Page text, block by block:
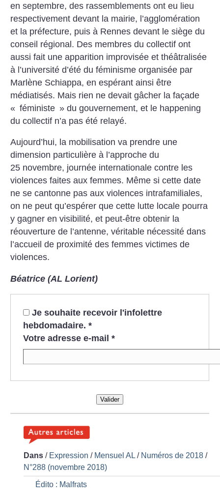
en septembre, des rassemblements ont eu lieu
respectivement devant la mairie, l’agglomération
et la préfecture, puis à Rennes devant le siège du
conseil régional. Des membres du collectif ont
aussi fait une apparition improvisée et théâtralisée
à l’université d’été du féminisme organisée par
Marlène Schiappa, en espérant ainsi être
médiatisés. Mais rien ne devait gâcher la façade
« féministe » du gouvernement, et le happening
du collectif n’a pas été relayé.
Aujourd’hui, la mobilisation va prendre une
dimension particulière à l’approche du
25 novembre, journée internationale contre les
violences faites aux femmes. Même si cette date
ne se cantonne pas aux violences intrafamiliales,
on ne peut qu’espérer que cette lutte locale pourra
y gagner en visibilité, et peut-être obtenir la
réouverture de l’antenne, véritable nécessité dans
l’accueil de proximité des femmes victimes de
violences.
Béatrice (AL Lorient)
Je souhaite recevoir l'infolettre
hebdomadaire. *
Votre adresse e-mail *
Valider
Dans / Expression / Mensuel AL / Numéros de 2018 /
N°288 (novembre 2018)
Édito : Malfrats